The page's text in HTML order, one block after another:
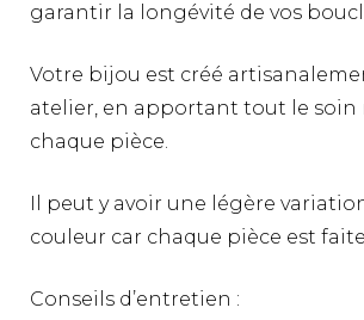
garantir la longévité de vos
Votre bijou est créé
atelier, en apportant tout le soin
chaque pièce.
Il peut y avoir une légère
couleur car chaque pièce est
Conseils d’entretien :